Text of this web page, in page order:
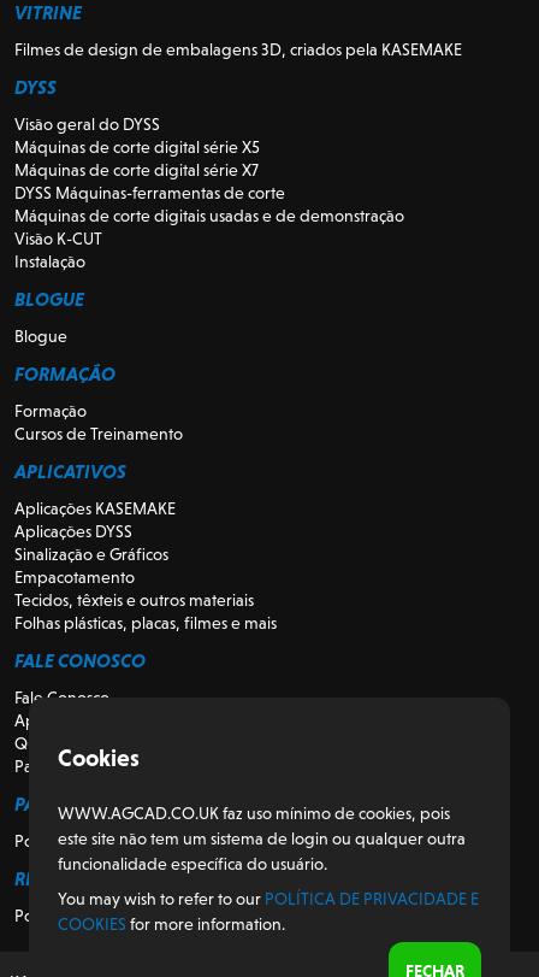
VITRINE
Filmes de design de embalagens 3D, criados pela KASEMAKE
DYSS
Visão geral do DYSS
Máquinas de corte digital série X5
Máquinas de corte digital série X7
DYSS Máquinas-ferramentas de corte
Máquinas de corte digitais usadas e de demonstração
Visão K-CUT
Instalação
BLOGUE
Blogue
FORMAÇÃO
Formação
Cursos de Treinamento
APLICATIVOS
Aplicações KASEMAKE
Aplicações DYSS
Sinalização e Gráficos
Empacotamento
Tecidos, têxteis e outros materiais
Folhas plásticas, placas, filmes e mais
FALE CONOSCO
Fale Conosco
Apoio
Quem somos
Para Revendedores
PARA CLIENTES
Portal do Cliente
REGULATÓRIO
Política de Privacidade e Cookies
Cookies
WWW.AGCAD.CO.UK faz uso mínimo de cookies, pois
este site não tem um sistema de login ou qualquer outra
funcionalidade específica do usuário.
You may wish to refer to our POLÍTICA DE PRIVACIDADE E
COOKIES for more information.
FECHAR